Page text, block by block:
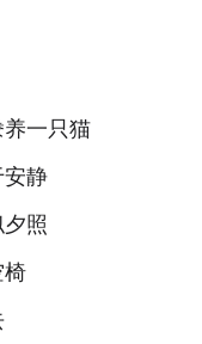
一只猫
静
照
椅